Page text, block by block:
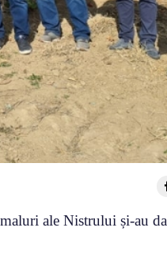
ale Nistrului și-au